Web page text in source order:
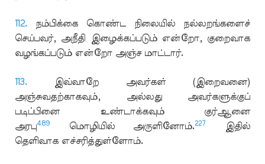
112.
நம்பிக்கை கொண்ட நிலையில் நல்லறங்களைச்
செய்பவர், அநீதி இழைக்கப்படும் என்றோ, குறைவாக
வழங்கப்படும் என்றோ அஞ்ச மாட்டார்.
113.
இவ்வாறே அவர்கள் (இறைவனை)
அஞ்சுவதற்காகவும், அல்லது அவர்களுக்குப்
படிப்பினை உண்டாக்கவும் குர்ஆனை
அரபு489 மொழியில் அருளினோம்.227இதில்
தெளிவாக எச்சரித்துள்ளோம்.